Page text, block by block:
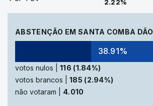
2.22%
ABSTENÇÃO EM SANTA COMBA DÃO
38.91%
votos nulos | 116 (1.84%)
votos brancos | 185 (2.94%)
não votaram | 4.010